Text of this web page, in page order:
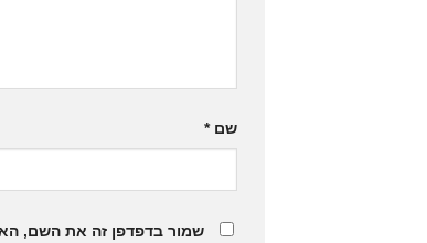
שם*
שמור בדפדפן זה את השם,